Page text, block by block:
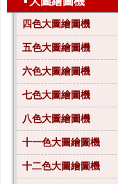
四色大圖繪圖機
五色大圖繪圖機
六色大圖繪圖機
七色大圖繪圖機
八色大圖繪圖機
十一色大圖繪圖機
十二色大圖繪圖機